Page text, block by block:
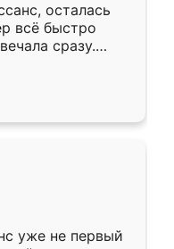
осталась
всё быстро
сразу.
подошёл к
Собрали
даже
уже не первый